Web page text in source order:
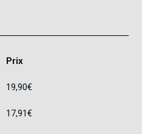
Prix
19,90€
17,91€